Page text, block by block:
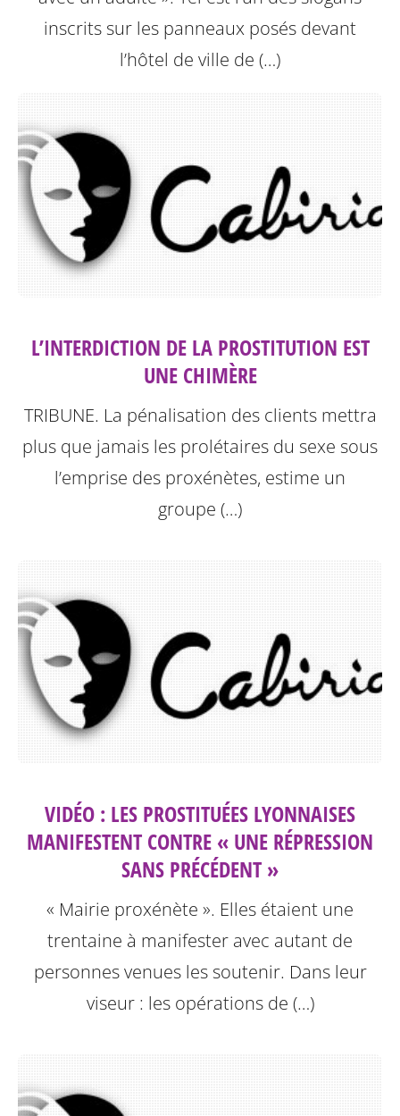
inscrits sur les panneaux posés devant
l’hôtel de ville de (…)
L’INTERDICTION DE LA PROSTITUTION EST
UNE CHIMÈRE
TRIBUNE. La pénalisation des clients mettra
plus que jamais les prolétaires du sexe sous
l’emprise des proxénètes, estime un
groupe (…)
VIDÉO : LES PROSTITUÉES LYONNAISES
MANIFESTENT CONTRE « UNE RÉPRESSION
SANS PRÉCÉDENT »
« Mairie proxénète ». Elles étaient une
trentaine à manifester avec autant de
personnes venues les soutenir. Dans leur
viseur : les opérations de (…)